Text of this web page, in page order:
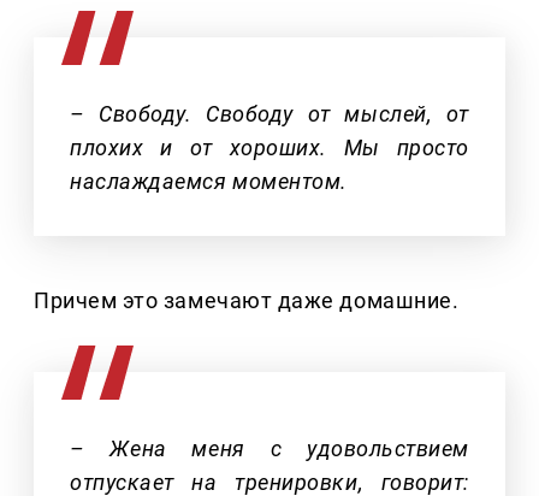
– Свободу. Свободу от мыслей, от
плохих и от хороших. Мы просто
наслаждаемся моментом.
Причем это замечают даже домашние.
– Жена меня с удовольствием
отпускает на тренировки, говорит: